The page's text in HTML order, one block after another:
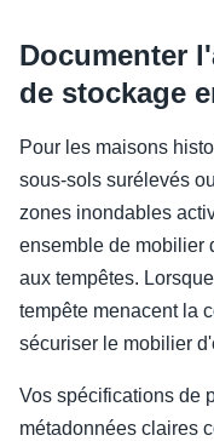
Documenter
de stockage
Pour les maisons
sous-sols surélevés
zones inondables
ensemble de mobilier
aux tempêtes.
tempête menacent la
sécuriser le mobilier
Vos spécifications de
métadonnées claires